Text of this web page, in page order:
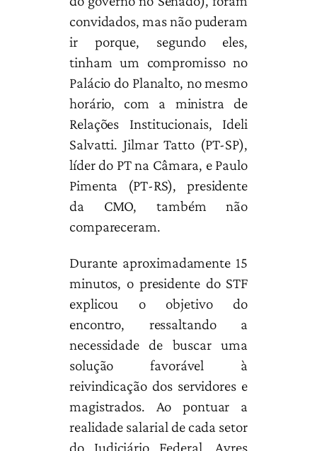
convidados, mas não puderam
ir porque, segundo eles,
tinham um compromisso no
Palácio do Planalto, no mesmo
horário, com a ministra de
Relações Institucionais, Ideli
Salvatti. Jilmar Tatto (PT-SP),
líder do PT na Câmara, e Paulo
Pimenta (PT-RS), presidente
da CMO, também não
compareceram.
Durante aproximadamente 15
minutos, o presidente do STF
explicou o objetivo do
encontro, ressaltando a
necessidade de buscar uma
solução favorável à
reivindicação dos servidores e
magistrados. Ao pontuar a
realidade salarial de cada setor
do Judiciário Federal, Ayres